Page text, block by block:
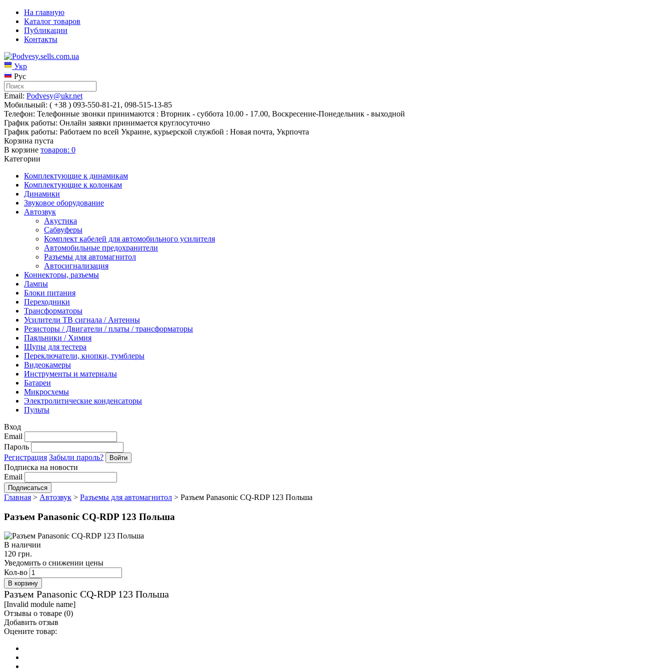
На главную
Каталог товаров
Публикации
Контакты
Укр
Рус
Email: Podvesy@ukr.net
Мобильный: ( +38 ) 093-550-81-21, 098-515-13-85
Телефон: Телефонные звонки принимаются : Вторник - суббота 10.00 - 17.00, Воскресение-Понедельник - выходной
График работы: Онлайн заявки принимается круглосуточно
График работы: Работаем по всей Украине, курьерской службой : Новая почта, Укрпочта
Корзина пуста
В корзине товаров: 0
Категории
Комплектующие к динамикам
Комплектующие к колонкам
Динамики
Звуковое оборудование
Автозвук
Акустика
Сабвуферы
Комплект кабелей для автомобильного усилителя
Автомобильные предохранители
Разъемы для автомагнитол
Автосигнализация
Коннекторы, разъемы
Лампы
Блоки питания
Переходники
Трансформаторы
Усилители ТВ сигнала / Антенны
Резисторы / Двигатели / платы / трансформаторы
Паяльники / Химия
Щупы для тестера
Переключатели, кнопки, тумблеры
Видеокамеры
Инструменты и материалы
Батареи
Микросхемы
Электролитические конденсаторы
Пульты
Вход
Email
Пароль
Регистрация Забыли пароль?
Подписка на новости
Email
Главная > Автозвук > Разъемы для автомагнитол > Разъем Panasonic CQ-RDP 123 Польша
Разъем Panasonic CQ-RDP 123 Польша
В наличии
120 грн.
Уведомить о снижении цены
Кол-во
Разъем Panasonic CQ-RDP 123 Польша
[Invalid module name]
Отзывы о товаре (0)
Добавить отзыв
Оцените товар: